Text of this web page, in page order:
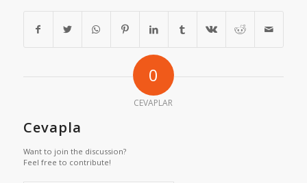
0
CEVAPLAR
Cevapla
Want to join the discussion?
Feel free to contribute!